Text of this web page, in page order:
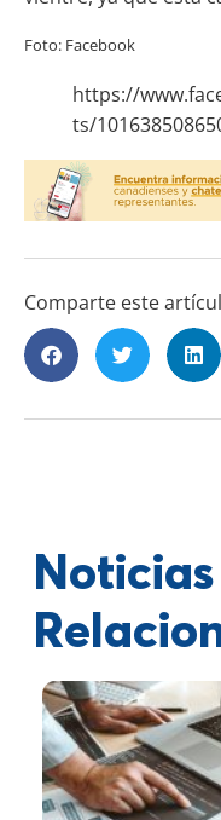
Foto: Facebook
https://
ts/
Comparte este
Noticias